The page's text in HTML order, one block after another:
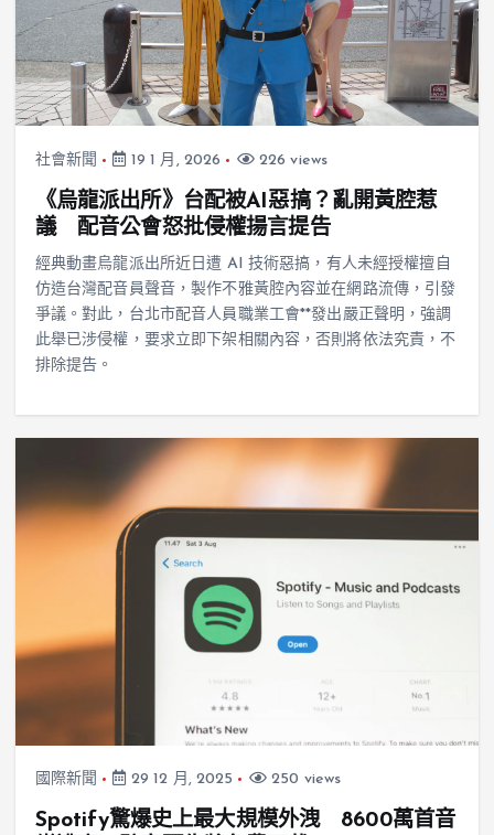
社會新聞 19 1 月, 2026 226 views
《烏龍派出所》台配被AI惡搞？亂開黃腔惹
議 配音公會怒批侵權揚言提告
經典動畫烏龍派出所近日遭 AI 技術惡搞，有人未經授權擅自
仿造台灣配音員聲音，製作不雅黃腔內容並在網路流傳，引發
爭議。對此，台北市配音人員職業工會**發出嚴正聲明，強調
此舉已涉侵權，要求立即下架相關內容，否則將依法究責，不
排除提告。
國際新聞 29 12 月, 2025 250 views
Spotify驚爆史上最大規模外洩 8600萬首音